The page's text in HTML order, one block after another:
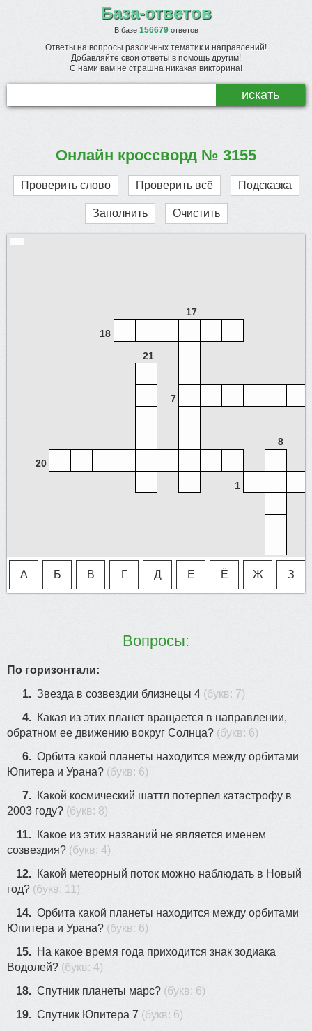
База-ответов
В базе 156679ответов
Ответы на вопросы различных тематик и направлений!
Добавляйте свои ответы в помощь другим!
С нами вам не страшна никакая викторина!
Онлайн кроссворд № 3155
Проверить слово Проверить всё Подсказка
Заполнить Очистить
А Б В Г Д Е Ё Ж З
17
18
21
7
8
20
1
15
Вопросы:
По горизонтали:
1. Звезда в созвездии близнецы 4 (букв: 7)
4. Какая из этих планет вращается в направлении,
обратном ее движению вокруг Солнца? (букв: 6)
6. Орбита какой планеты находится между орбитами
Юпитера и Урана? (букв: 6)
7. Какой космический шаттл потерпел катастрофу в
2003 году? (букв: 8)
11. Какое из этих названий не является именем
созвездия? (букв: 4)
12. Какой метеорный поток можно наблюдать в Новый
год? (букв: 11)
14. Орбита какой планеты находится между орбитами
Юпитера и Урана? (букв: 6)
15. На какое время года приходится знак зодиака
Водолей? (букв: 4)
18. Спутник планеты марс? (букв: 6)
19. Спутник Юпитера 7 (букв: 6)